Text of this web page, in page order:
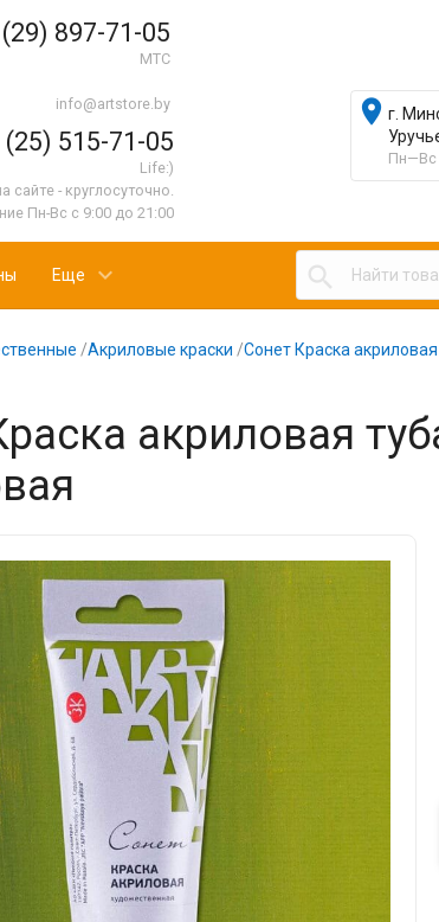
897-71-05
МТС
info@artstore.by
(25) 515-71-05
Life:)
сайте - круглосуточно.
Пн-Вс с 9:00 до 21:00
г.
Пн—Вс
Еще 
/Акриловые краски /Сонет Краска
акриловая